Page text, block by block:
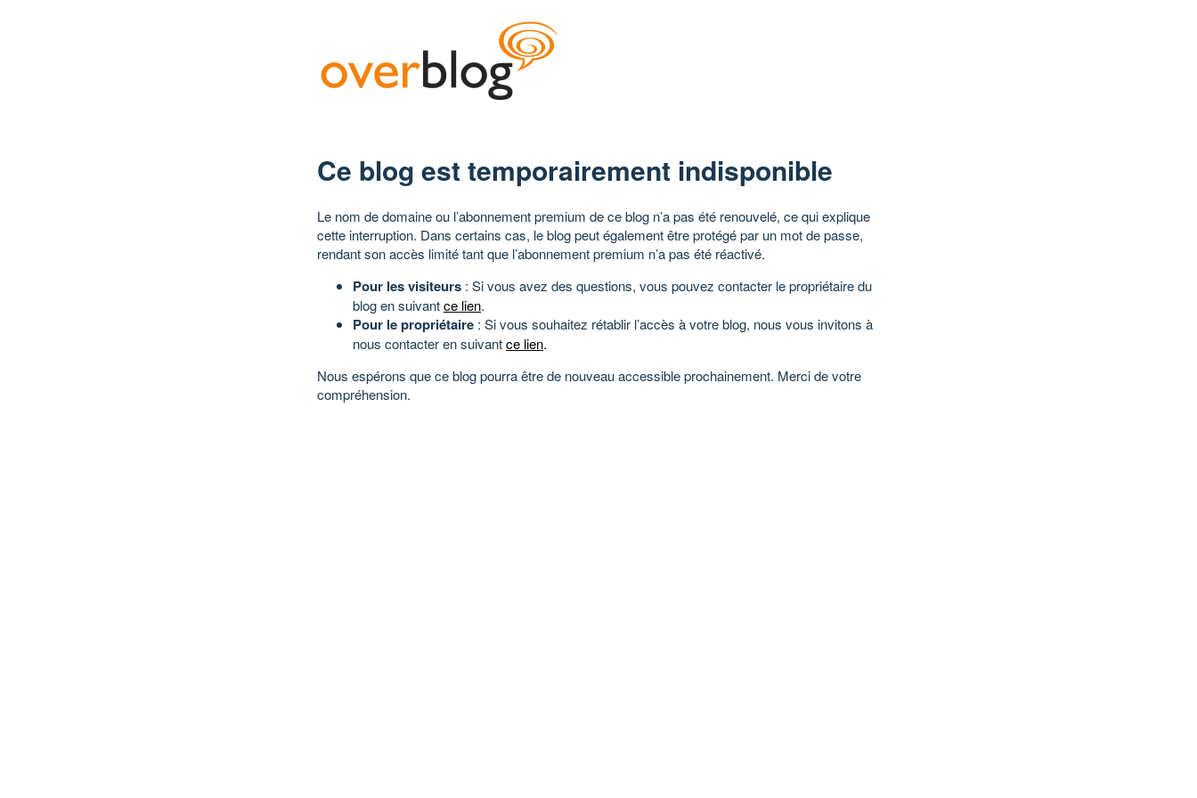
Ce blog est temporairement indisponible
Le nom de domaine ou l’abonnement premium de ce blog n’a pas été renouvelé, ce qui explique
cette interruption. Dans certains cas, le blog peut également être protégé par un mot de passe,
rendant son accès limité tant que l’abonnement premium n’a pas été réactivé.
Pour les visiteurs : Si vous avez des questions, vous pouvez contacter le propriétaire du
blog en suivantce lien.
Pour le propriétaire : Si vous souhaitez rétablir l’accès à votre blog, nous vous invitons à
nous contacter en suivantce lien.
Nous espérons que ce blog pourra être de nouveau accessible prochainement. Merci de votre
compréhension.